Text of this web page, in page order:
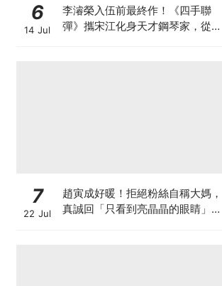
6
14 Jul
李濬榮入伍前最終作！《四手聯
彈》攜宋江化身天才鋼琴家，從宿
7
22 Jul
趙寅成好暖！拒絕粉絲自稱大媽，
真誠回「只看到亮晶晶的眼睛」網